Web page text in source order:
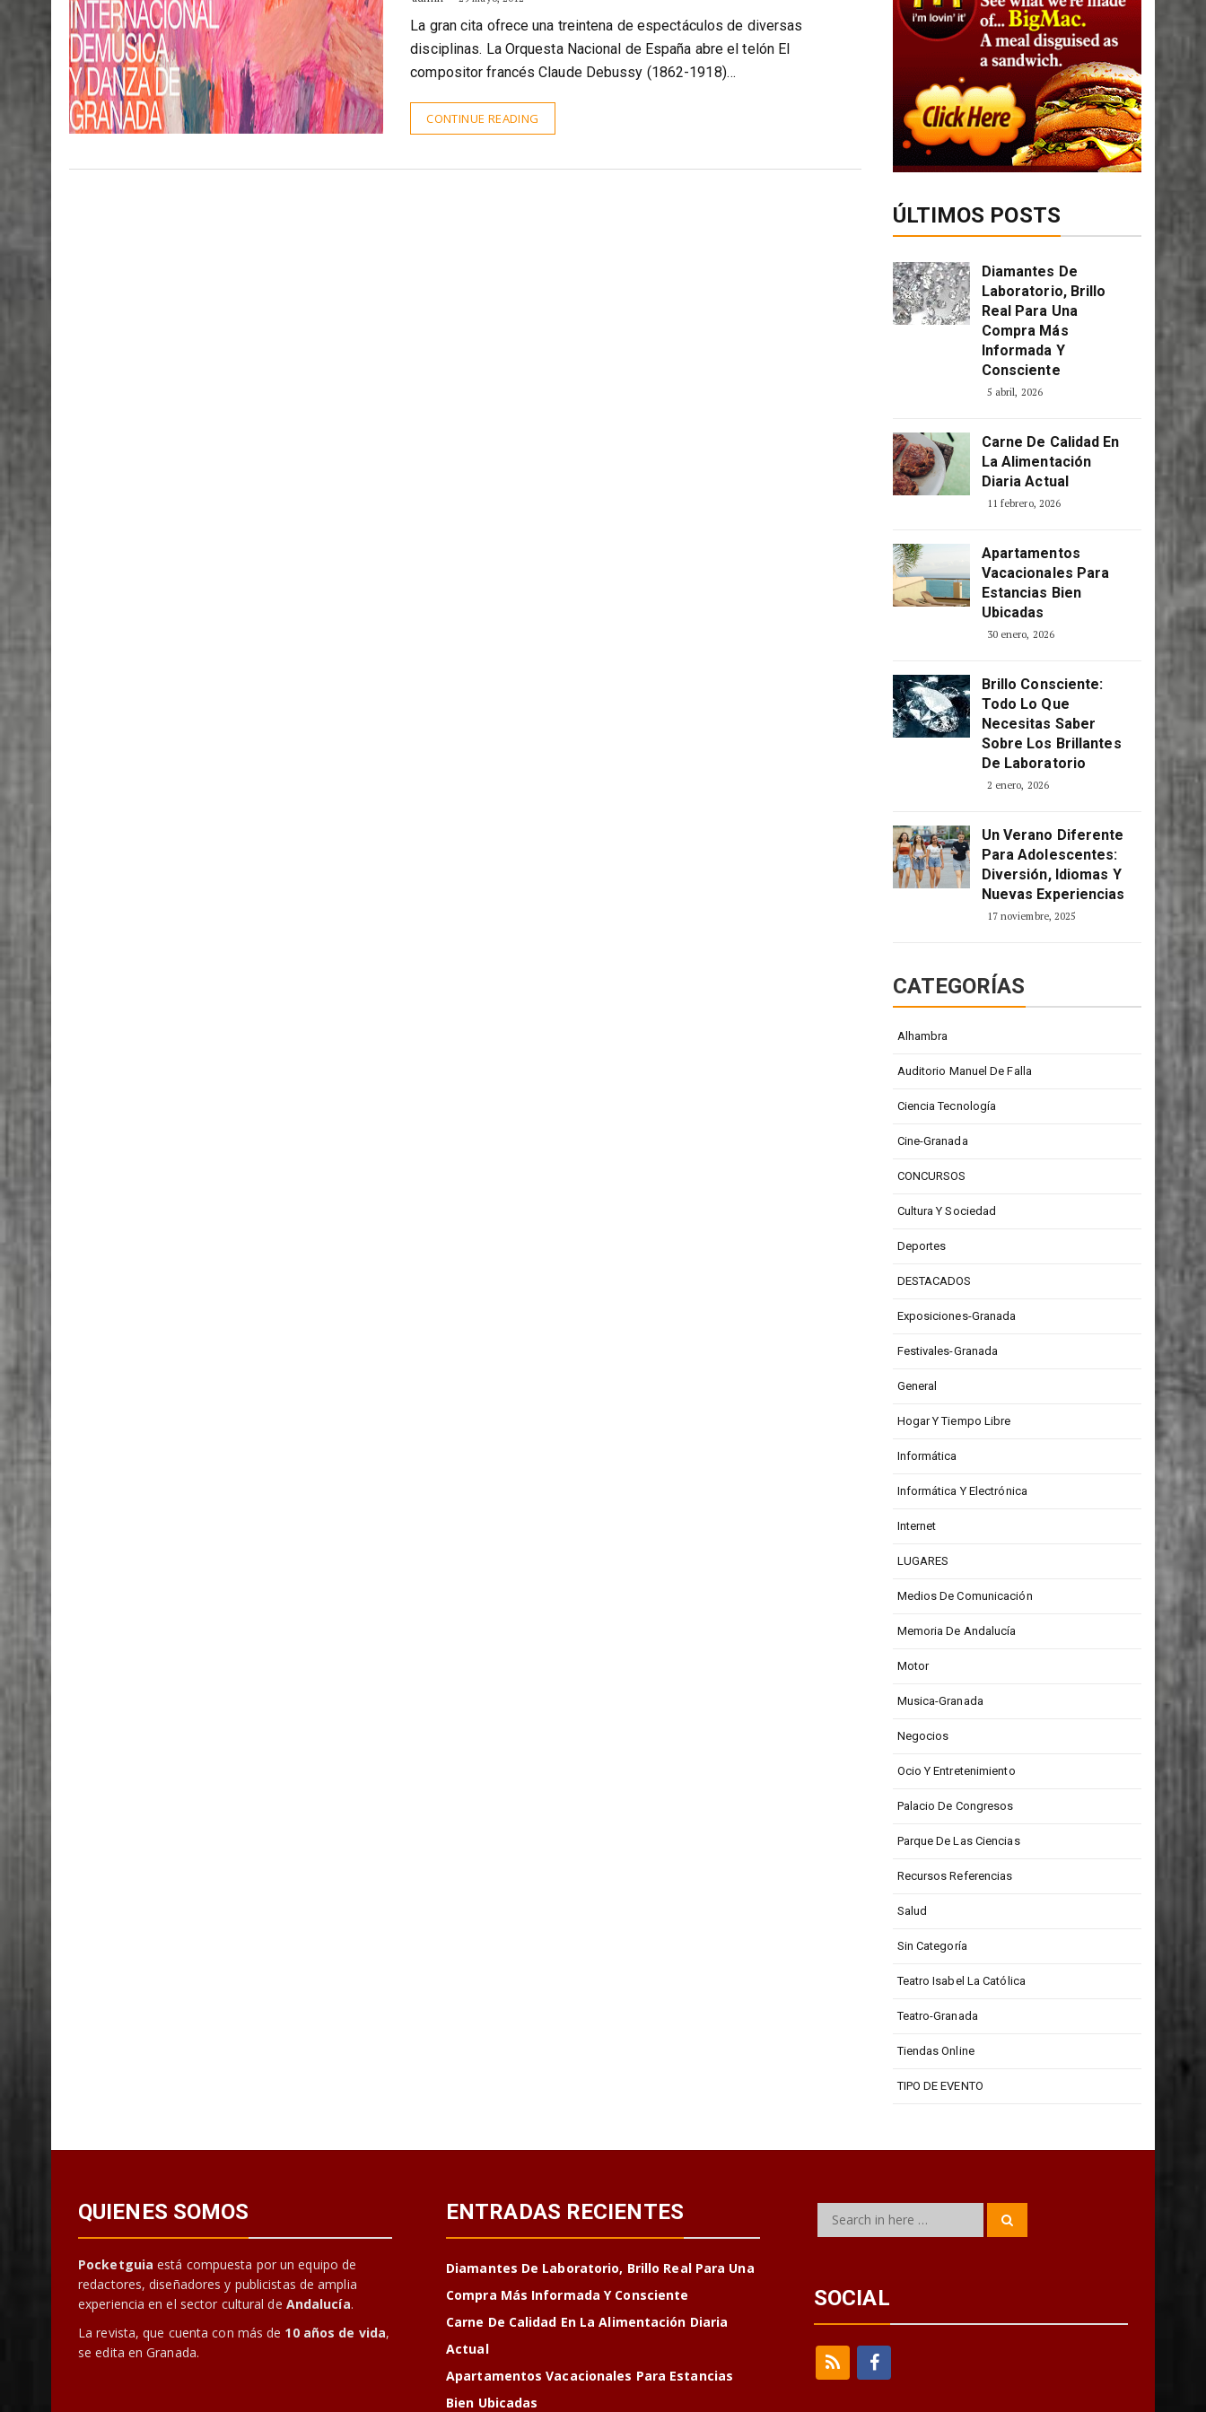
La gran cita ofrece una treintena de espectáculos de diversas
disciplinas. La Orquesta Nacional de España abre el telón El
compositor francés Claude Debussy (1862-1918)…
CONTINUE READING
ÚLTIMOS POSTS
Diamantes De
Laboratorio, Brillo
Real Para Una
Compra Más
Informada Y
Consciente
5 abril, 2026
Carne De Calidad En
La Alimentación
Diaria Actual
11 febrero, 2026
Apartamentos
Vacacionales Para
Estancias Bien
Ubicadas
30 enero, 2026
Brillo Consciente:
Todo Lo Que
Necesitas Saber
Sobre Los Brillantes
De Laboratorio
2 enero, 2026
Un Verano Diferente
Para Adolescentes:
Diversión, Idiomas Y
Nuevas Experiencias
17 noviembre, 2025
CATEGORÍAS
Alhambra
Auditorio Manuel De Falla
Ciencia Tecnología
Cine-Granada
CONCURSOS
Cultura Y Sociedad
Deportes
DESTACADOS
Exposiciones-Granada
Festivales-Granada
General
Hogar Y Tiempo Libre
Informática
Informática Y Electrónica
Internet
LUGARES
Medios De Comunicación
Memoria De Andalucía
Motor
Musica-Granada
Negocios
Ocio Y Entretenimiento
Palacio De Congresos
Parque De Las Ciencias
Recursos Referencias
Salud
Sin Categoría
Teatro Isabel La Católica
Teatro-Granada
Tiendas Online
TIPO DE EVENTO
QUIENES SOMOS
Pocketguia está compuesta por un equipo de
redactores, diseñadores y publicistas de amplia
experiencia en el sector cultural de Andalucía.
La revista, que cuenta con más de 10 años de vida,
se edita en Granada.
ENTRADAS RECIENTES
Diamantes De Laboratorio, Brillo Real Para Una
Compra Más Informada Y Consciente
Carne De Calidad En La Alimentación Diaria
Actual
Apartamentos Vacacionales Para Estancias
Bien Ubicadas
Search
SOCIAL